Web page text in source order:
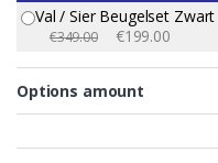
Val / Sier Beugelset
€349.00 €199.00
Options amount